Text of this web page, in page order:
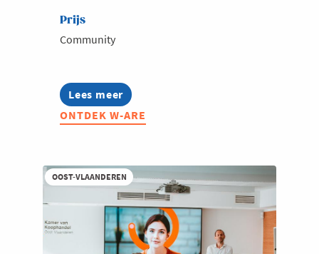
Prijs
Community
Lees meer
about
W-
ARE
winterborrel
community
Limburg
ONTDEK W-ARE
OOST-VLAANDEREN